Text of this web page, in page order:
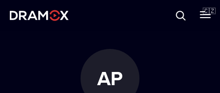
🇨🇿
AP